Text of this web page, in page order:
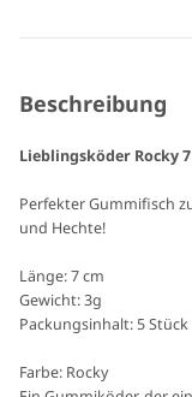
Beschreibung
Lieblingsköder Rocky
Perfekter Gummifisch
und Hechte!
Länge: 7 cm
Gewicht: 3g
Packungsinhalt: 5 Stück
Farbe: Rocky